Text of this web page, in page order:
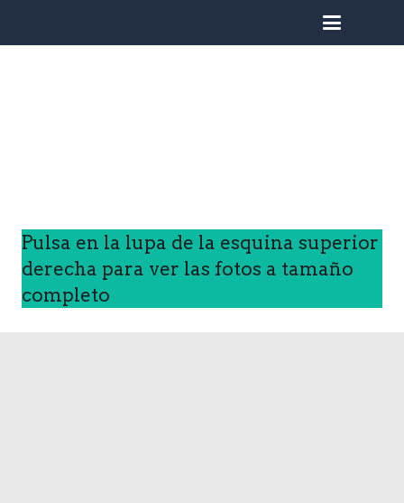
Pulsa en la lupa de la esquina superior
derecha para ver las fotos a tamaño
completo